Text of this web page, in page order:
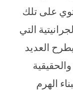
على تلك
التي
وهو ما يطرح العديد
الهرم